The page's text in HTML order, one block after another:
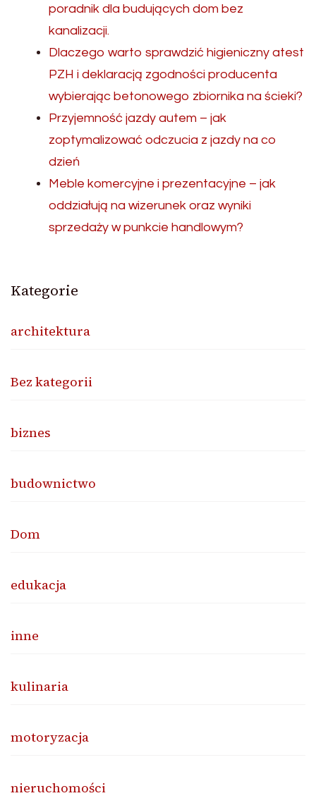
poradnik dla budujących dom bez
kanalizacji.
Dlaczego warto sprawdzić higieniczny atest
PZH i deklaracją zgodności producenta
wybierając betonowego zbiornika na ścieki?
Przyjemność jazdy autem – jak
zoptymalizować odczucia z jazdy na co
dzień
Meble komercyjne i prezentacyjne – jak
oddziałują na wizerunek oraz wyniki
sprzedaży w punkcie handlowym?
Kategorie
architektura
Bez kategorii
biznes
budownictwo
Dom
edukacja
inne
kulinaria
motoryzacja
nieruchomości